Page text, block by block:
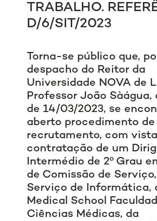
TRABALHO.
D/6/SIT/2023
Torna-se público que,
despacho do Reitor da
Universidade NOVA de
Professor João Sàágua,
de 14/03/2023, se
aberto procedimento de
recrutamento, com
contratação de um
Intermédio de 2º Grau
de Comissão de
Serviço de Informática,
Medical School
Ciências Médicas, da